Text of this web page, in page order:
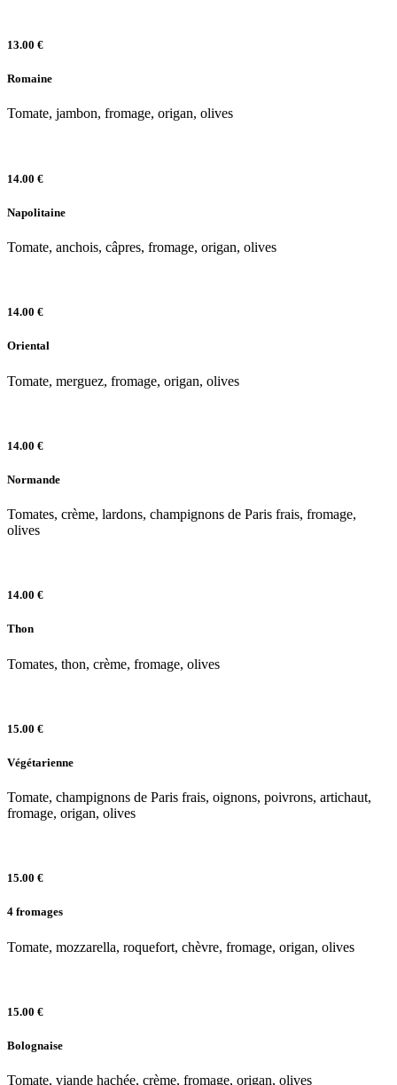
13.00 €
Romaine
Tomate, jambon, fromage, origan, olives
14.00 €
Napolitaine
Tomate, anchois, câpres, fromage, origan, olives
14.00 €
Oriental
Tomate, merguez, fromage, origan, olives
14.00 €
Normande
Tomates, crème, lardons, champignons de Paris frais, fromage,
olives
14.00 €
Thon
Tomates, thon, crème, fromage, olives
15.00 €
Végétarienne
Tomate, champignons de Paris frais, oignons, poivrons, artichaut,
fromage, origan, olives
15.00 €
4 fromages
Tomate, mozzarella, roquefort, chèvre, fromage, origan, olives
15.00 €
Bolognaise
Tomate, viande hachée, crème, fromage, origan, olives